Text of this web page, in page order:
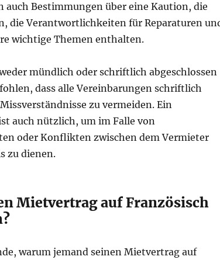
auch Bestimmungen über eine Kaution, die
die Verantwortlichkeiten für Reparaturen
wichtige Themen enthalten.
mündlich oder schriftlich abgeschlossen
dass alle Vereinbarungen schriftlich
zu vermeiden. Ein
auch nützlich, um im Falle von
oder Konflikten zwischen dem Vermieter
zu dienen.
Mietvertrag auf Französisch
warum jemand seinen Mietvertrag auf